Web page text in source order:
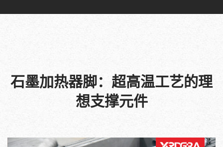
石墨加热器脚：超高温工艺的理
想支撑元件